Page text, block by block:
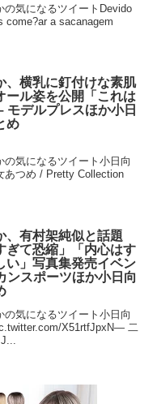
気になるツイートDevido
come?ar a sacanagem
、横乳に釘付けな素肌
ール姿を公開「これは
モデルプレスほか小日
め
気になるツイート小日向
つめ / Pretty Collection
、有村架純似と話題
ぎて恐縮」「内心はす
い」写真集発売イベン
ンスポーツほか小日向
気になるツイート小日向
X51rtfJpxN— 二